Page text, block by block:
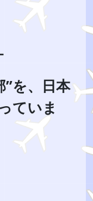
”を、日本
ていま